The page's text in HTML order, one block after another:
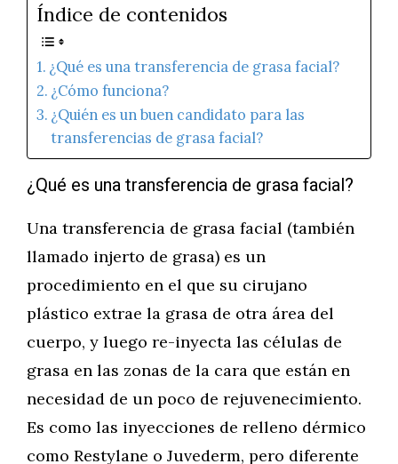
Índice de contenidos
¿Qué es una transferencia de grasa facial?
¿Cómo funciona?
¿Quién es un buen candidato para las
transferencias de grasa facial?
¿Qué es una transferencia de grasa facial?
Una transferencia de grasa facial (también
llamado injerto de grasa) es un
procedimiento en el que su cirujano
plástico extrae la grasa de otra área del
cuerpo, y luego re-inyecta las células de
grasa en las zonas de la cara que están en
necesidad de un poco de rejuvenecimiento.
Es como las inyecciones de relleno dérmico
como Restylane o Juvederm, pero diferente